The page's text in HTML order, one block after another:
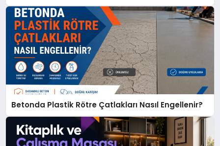
Betonda Plastik Rötre Çatlakları Nasıl Engellenir?